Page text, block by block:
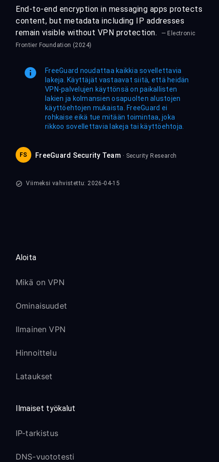
End-to-end encryption in messaging apps protects
content, but metadata including IP addresses
remain visible without VPN protection.
— Electronic
Frontier Foundation (2024)
FreeGuard noudattaa kaikkia sovellettavia
lakeja. Käyttäjät vastaavat siitä, että heidän
VPN-palvelujen käyttönsä on paikallisten
lakien ja kolmansien osapuolten alustojen
käyttöehtojen mukaista. FreeGuard ei
rohkaise eikä tue mitään toimintaa, joka
rikkoo sovellettavia lakeja tai käyttöehtoja.
FS FreeGuard Security Team · Security Research
Viimeksi vahvistettu: 2026-04-15
Aloita
Mikä on VPN
Ominaisuudet
Ilmainen VPN
Hinnoittelu
Lataukset
Ilmaiset työkalut
IP-tarkistus
DNS-vuototesti